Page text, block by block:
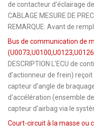
de contacteur d'éclairage
CABLAGE MESURE DE
REMARQUE: Avant de
Bus de communication de
DESCRIPTION L'ECU de
d'actionneur de frein) reçoit
capteur d'angle de
d'accélération (ensemble
capteur d'airbag via le
Court-circuit à la masse ou